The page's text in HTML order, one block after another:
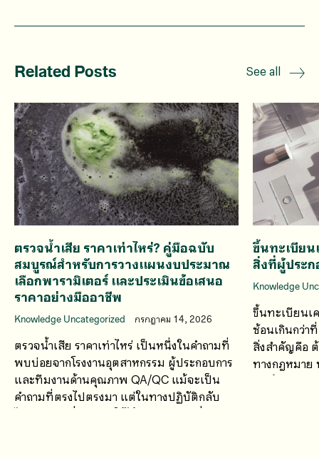
Related Posts See all
ตรวจน้ำเสีย ราคาเท่าไหร่? คู่มือฉบับ
สมบูรณ์สำหรับการวางแผนงบประมาณ
เลือกพารามิเตอร์ และประเมินข้อเสนอ
ราคาอย่างมืออาชีพ
Knowledge Uncategorized กรกฎาคม 14, 2026
ตรวจน้ำเสีย ราคาเท่าไหร่ เป็นหนึ่งในคำถามที่
พบบ่อยจากโรงงานอุตสาหกรรม ผู้ประกอบการ
และทีมงานด้านคุณภาพ QA/QC แม้จะเป็น
คำถามที่ตรงไปตรงมา แต่ในทางปฏิบัติกลับ
ไม่มีคำตอบที่สามารถใช้ได้กับทุกกรณี เนื่องจาก
ขึ้นทะเบียน
สิ่งที่ผู้ประ
Knowledge
ขึ้นทะเบียนเ
ซ้อนเกินกว่า
สิ่งสำคัญคือ
ทางกฎหมา
การอ้างสร